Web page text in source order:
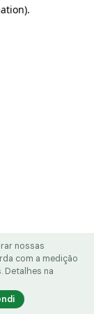
.
nossas
com a medição
Detalhes na